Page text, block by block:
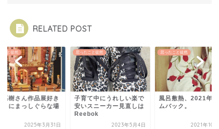
RELATED POST
こと徒然
高樹さん作品展好き
とにまっしぐらな場
2025年3月31日
思ったこと徒然
子育て中にうれしい楽で
安いスニーカー見直しは
Reebok
2023年5月4日
思ったこと徒然
風呂敷熱、2021年
ムバック。
2021年10